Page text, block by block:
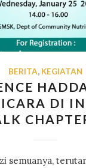
BERITA, KEGIATAN
DI
semuanya,